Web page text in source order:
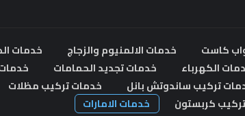
كاست خدمات الالمنيوم والزجاج خدمات
الكهرباء خدمات تجديد الحمامات
تركيب ساندوتش بانل خدمات تركيب مظلات
كربستون خدمات الامارات